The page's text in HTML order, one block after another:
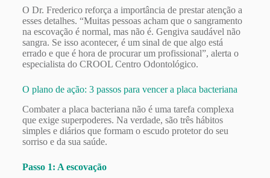
O Dr. Frederico reforça a importância de prestar atenção a
esses detalhes. “Muitas pessoas acham que o sangramento
na escovação é normal, mas não é. Gengiva saudável não
sangra. Se isso acontecer, é um sinal de que algo está
errado e que é hora de procurar um profissional”, alerta o
especialista do CROOL Centro Odontológico.
O plano de ação: 3 passos para vencer a placa bacteriana
Combater a placa bacteriana não é uma tarefa complexa
que exige superpoderes. Na verdade, são três hábitos
simples e diários que formam o escudo protetor do seu
sorriso e da sua saúde.
Passo 1: A escovação